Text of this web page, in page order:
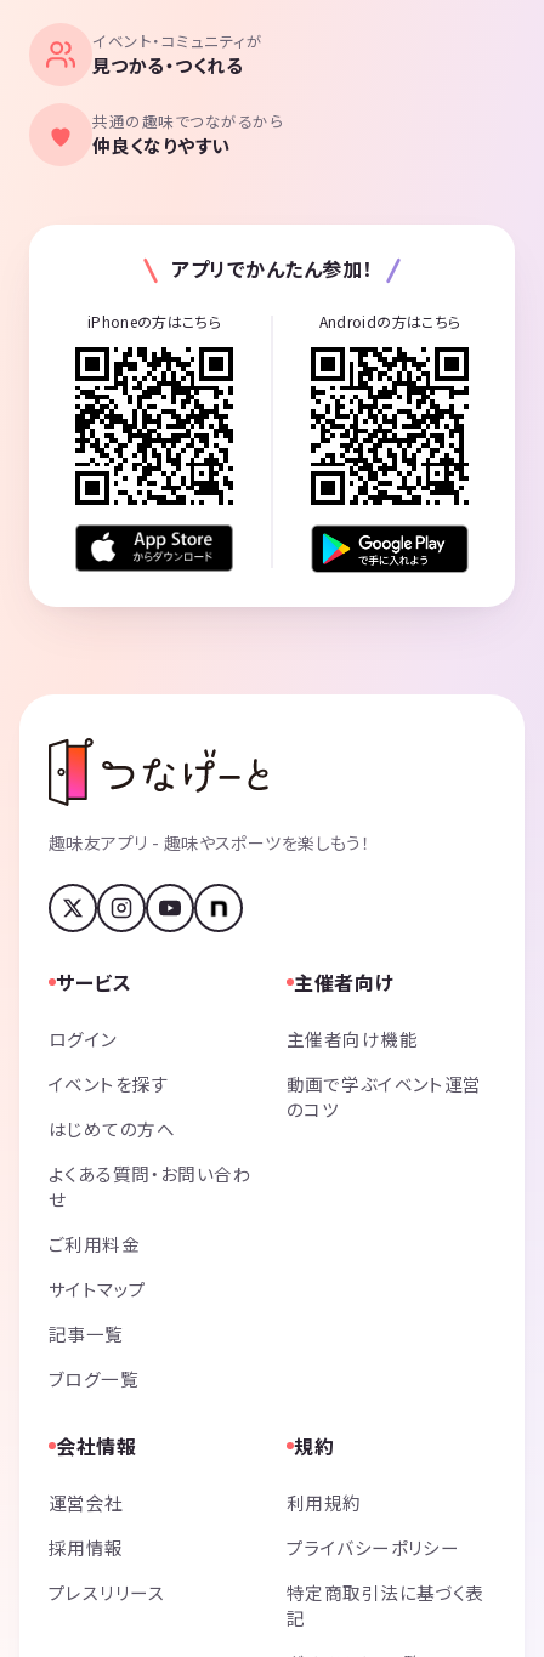
イベント・コミュニティが
見つかる・つくれる
共通の趣味でつながるから
仲良くなりやすい
アプリでかんたん参加！
iPhoneの方はこちら Androidの方はこちら
趣味友アプリ - 趣味やスポーツを楽しもう！
サービス
ログイン
イベントを探す
はじめての方へ
よくある質問・お問い合わ
せ
ご利用料金
サイトマップ
記事一覧
ブログ一覧
主催者向け
主催者向け機能
動画で学ぶイベント運営
のコツ
会社情報
運営会社
採用情報
プレスリリース
規約
利用規約
プライバシーポリシー
特定商取引法に基づく表
記